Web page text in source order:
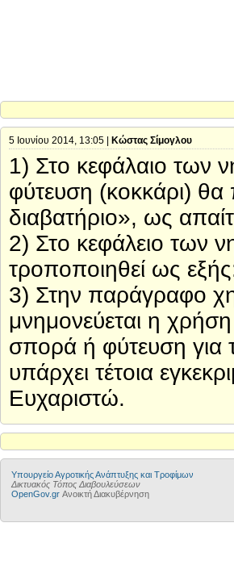
5 Ιουνίου 2014, 13:05 | Κώστας Σίμογλου
1) Στο κεφάλαιο των
φύτευση (κοκκάρι) θα
διαβατήριο», ως
2) Στο κεφάλειο των
τροποποιηθεί ως
3) Στην παράγραφο
μνημονεύεται η
σπορά ή φύτευση για
υπάρχει τέτοια
Ευχαριστώ.
Υπουργείο Αγροτικής Ανάπτυξης και Τροφίμων
Δικτυακός Τόπος Διαβουλεύσεων
OpenGov.gr Ανοικτή Διακυβέρνηση